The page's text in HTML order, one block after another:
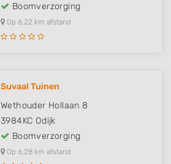
Boomverzorging
Op 6,22 km afstand
Suvaal Tuinen
Wethouder Hollaan 8
3984KC Odijk
Boomverzorging
Op 6,28 km afstand